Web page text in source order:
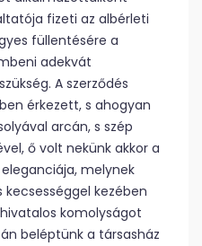
fizeti az albérleti
füllentésére a
adekvát
A szerződés
érkezett, s ahogyan
arcán, s szép
ő volt nekünk akkor a
melynek
kezében
komolyságot
beléptünk a társasház